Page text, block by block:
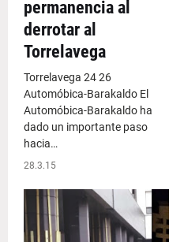
permanencia al
derrotar al
Torrelavega
Torrelavega 24 26
Automóbica-Barakaldo El
Automóbica-Barakaldo ha
dado un importante paso
hacia…
28.3.15